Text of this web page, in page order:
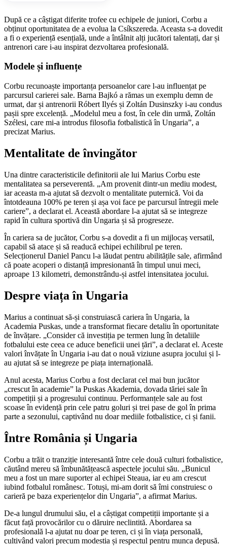
După ce a câștigat diferite trofee cu echipele de juniori, Corbu a
obținut oportunitatea de a evolua la Csíkszereda. Aceasta s-a dovedit
a fi o experiență esențială, unde a întâlnit alți jucători talentați, dar și
antrenori care i-au inspirat dezvoltarea profesională.
Modele și influențe
Corbu recunoaște importanța persoanelor care l-au influențat pe
parcursul carierei sale. Barna Bajkó a rămas un exemplu demn de
urmat, dar și antrenorii Róbert Ilyés și Zoltán Dusinszky i-au condus
pașii spre excelență. „Modelul meu a fost, în cele din urmă, Zoltán
Szélesi, care mi-a introdus filosofia fotbalistică în Ungaria”, a
precizat Marius.
Mentalitate de învingător
Una dintre caracteristicile definitorii ale lui Marius Corbu este
mentalitatea sa perseverentă. „Am provenit dintr-un mediu modest,
iar aceasta m-a ajutat să dezvolt o mentalitate puternică. Voi da
întotdeauna 100% pe teren și așa voi face pe parcursul întregii mele
cariere”, a declarat el. Această abordare l-a ajutat să se integreze
rapid în cultura sportivă din Ungaria și să progreseze.
În cariera sa de jucător, Corbu s-a dovedit a fi un mijlocaș versatil,
capabil să atace și să readucă echipei echilibrul pe teren.
Selecționerul Daniel Pancu l-a lăudat pentru abilitățile sale, afirmând
că poate acoperi o distanță impresionantă în timpul unui meci,
aproape 13 kilometri, demonstrându-și astfel intensitatea jocului.
Despre viața în Ungaria
Marius a continuat să-și construiască cariera în Ungaria, la
Academia Puskas, unde a transformat fiecare detaliu în oportunitate
de învățare. „Consider că investiția pe termen lung în detaliile
fotbalului este ceea ce aduce beneficii unei țări”, a declarat el. Aceste
valori învățate în Ungaria i-au dat o nouă viziune asupra jocului și l-
au ajutat să se integreze pe piața internațională.
Anul acesta, Marius Corbu a fost declarat cel mai bun jucător
„crescut în academie” la Puskas Akademia, dovada tăriei sale în
competiții și a progresului continuu. Performanțele sale au fost
scoase în evidență prin cele patru goluri și trei pase de gol în prima
parte a sezonului, captivând nu doar mediile fotbalistice, ci și fanii.
Între România și Ungaria
Corbu a trăit o tranziție interesantă între cele două culturi fotbalistice,
căutând mereu să îmbunătățească aspectele jocului său. „Bunicul
meu a fost un mare suporter al echipei Steaua, iar eu am crescut
iubind fotbalul românesc. Totuși, mi-am dorit să îmi construiesc o
carieră pe baza experiențelor din Ungaria”, a afirmat Marius.
De-a lungul drumului său, el a câștigat competiții importante și a
făcut față provocărilor cu o dăruire neclintită. Abordarea sa
profesională l-a ajutat nu doar pe teren, ci și în viața personală,
cultivând valori precum modestia și respectul pentru munca depusă.